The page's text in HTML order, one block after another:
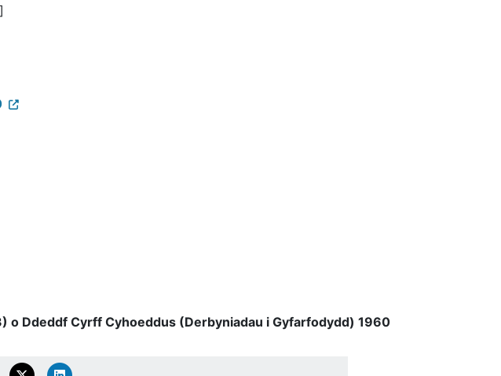
o Ddeddf Cyrff Cyhoeddus (Derbyniadau i Gyfarfodydd) 1960